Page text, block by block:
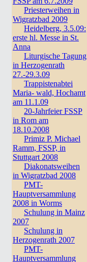
Priesterweihen in
Wigratzbad 2009
Heidelberg, 3.5.09:
erste hl. Messe in St.
Anna
Liturgische Tagung
in Herzogenrath
27.-29.3.09
Trappistenabtei
Maria- wald, Hochamt
am 11.1.09
20-Jahrfeier FSSP
in Rom am
18.10.2008
Primiz P. Michael
Ramm, FSSP, in
Stuttgart 2008
Diakonatsweihen
in Wigratzbad 2008
PMT-
Hauptversammlung
2008 in Worms
Schulung in Mainz
2007
Schulung in
Herzogenrath 2007
PMT-
Hauptversammlung